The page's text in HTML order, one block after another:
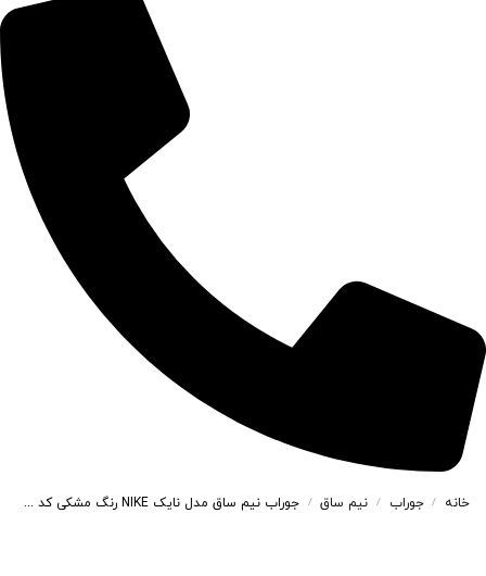
خانه / جوراب / نیم ساق / جوراب نیم ساق مدل نایک NIKE رنگ مشکی کد 122